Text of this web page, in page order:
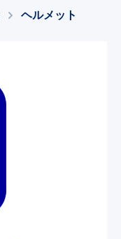
ヘルメット